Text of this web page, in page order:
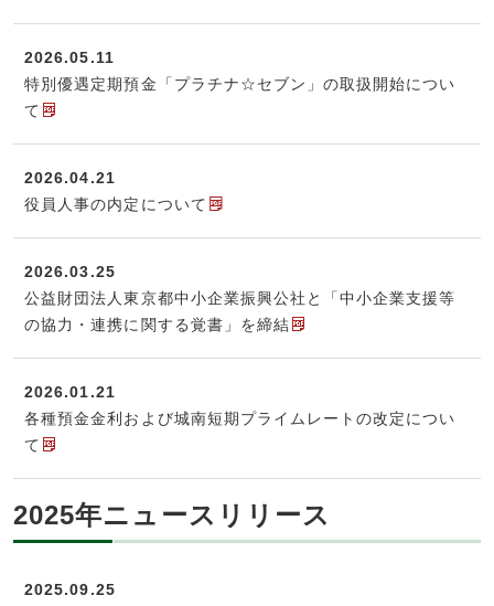
2026.05.11
特別優遇定期預金「プラチナ☆セブン」の取扱開始につい
て
2026.04.21
役員人事の内定について
2026.03.25
公益財団法人東京都中小企業振興公社と「中小企業支援等
の協力・連携に関する覚書」を締結
2026.01.21
各種預金金利および城南短期プライムレートの改定につい
て
2025年ニュースリリース
2025.09.25